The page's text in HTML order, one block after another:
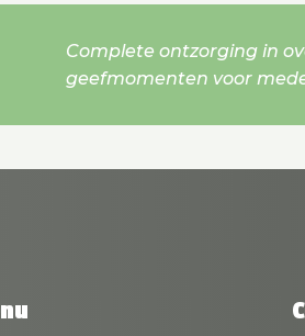
Complete ontzorging in
geefmomenten voor